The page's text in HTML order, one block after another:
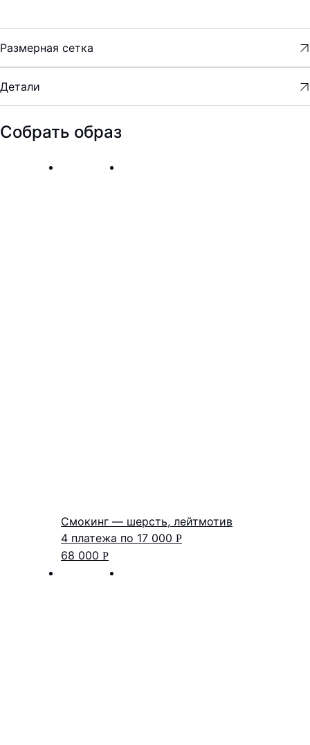
Размерная сетка
Детали
Собрать образ
Смокинг — шерсть, лейтмотив
4 платежа по 17 000 Р
68 000 Р